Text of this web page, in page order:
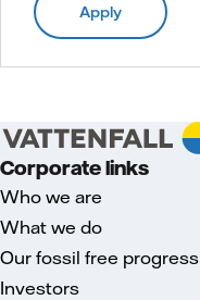
Apply
Corporate links
Who we are
What we do
Our fossil free progress
Investors